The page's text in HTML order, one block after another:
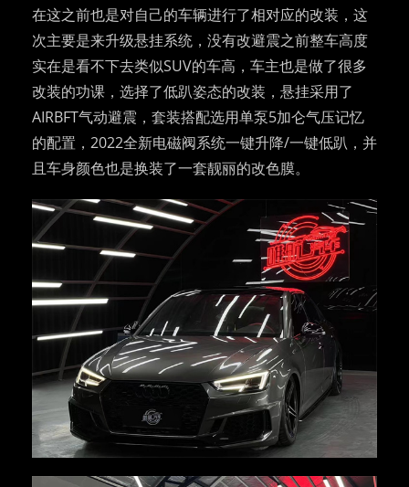
在这之前也是对自己的车辆进行了相对应的改装，这
次主要是来升级悬挂系统，没有改避震之前整车高度
实在是看不下去类似SUV的车高，车主也是做了很多
改装的功课，选择了低趴姿态的改装，悬挂采用了
AIRBFT气动避震，套装搭配选用单泵5加仑气压记忆
的配置，2022全新电磁阀系统一键升降/一键低趴，并
且车身颜色也是换装了一套靓丽的改色膜。